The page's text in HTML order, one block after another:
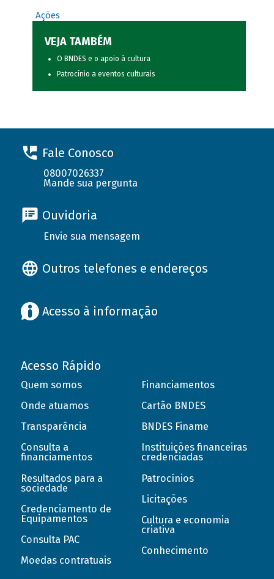
Ações
VEJA TAMBÉM
O BNDES e o apoio à cultura
Patrocínio a eventos culturais
Fale Conosco
08007026337
Mande sua pergunta
Ouvidoria
Envie sua mensagem
Outros telefones e endereços
Acesso à informação
Acesso Rápido
Quem somos
Onde atuamos
Transparência
Consulta a
financiamentos
Resultados para a
sociedade
Credenciamento de
Equipamentos
Consulta PAC
Moedas contratuais
Financiamentos
Cartão BNDES
BNDES Finame
Instituições financeiras
credenciadas
Patrocínios
Licitações
Cultura e economia
criativa
Conhecimento